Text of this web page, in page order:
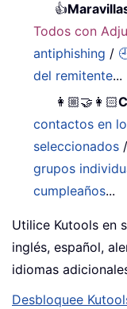
👍
Todos con
antiphishing /
del remitente...
👩🏼‍🤝‍👩🏻
contactos en
seleccionados /
grupos
cumpleaños...
Utilice Kutools en
inglés, español,
idiomas
Desbloquee